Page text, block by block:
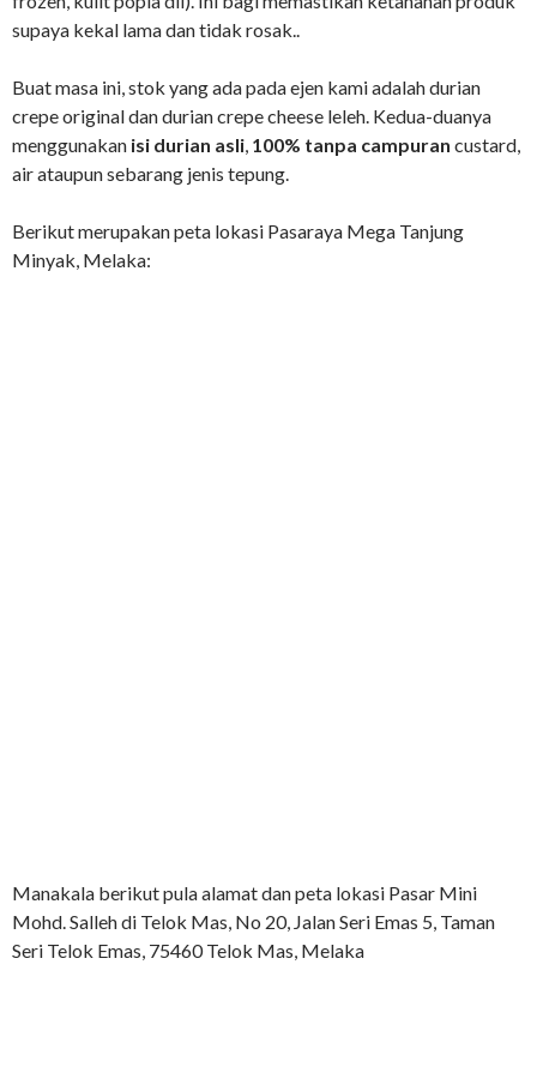
supaya kekal lama dan tidak rosak..
Buat masa ini, stok yang ada pada ejen kami adalah durian
crepe original dan durian crepe cheese leleh. Kedua-duanya
menggunakan isi durian asli, 100% tanpa campuran custard,
air ataupun sebarang jenis tepung.
Berikut merupakan peta lokasi Pasaraya Mega Tanjung
Minyak, Melaka:
Manakala berikut pula alamat dan peta lokasi Pasar Mini
Mohd. Salleh di Telok Mas, No 20, Jalan Seri Emas 5, Taman
Seri Telok Emas, 75460 Telok Mas, Melaka